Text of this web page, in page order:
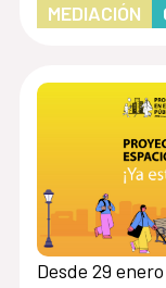
MEDIACIÓN
Desde 29